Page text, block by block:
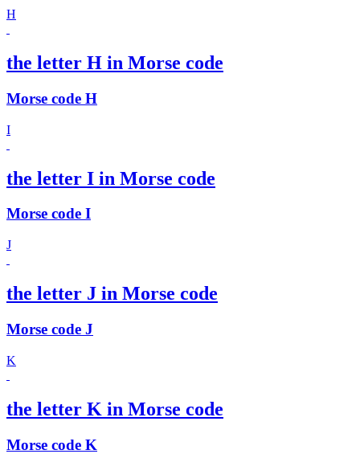
H
the letter H in Morse code
Morse code H
I
the letter I in Morse code
Morse code I
J
the letter J in Morse code
Morse code J
K
the letter K in Morse code
Morse code K